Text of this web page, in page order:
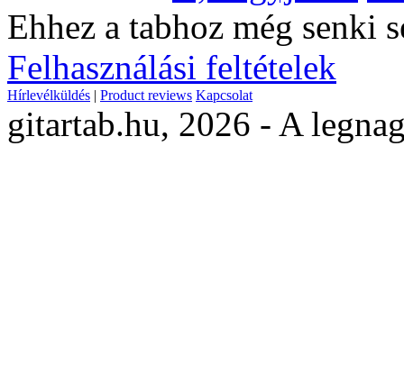
Ehhez a tabhoz még senki
Felhasználási feltételek
Hírlevélküldés | Product reviews Kapcsolat
gitartab.hu, 2026 - A